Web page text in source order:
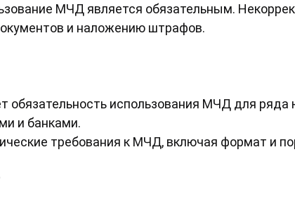
МЧД является обязательным.
и наложению штрафов.
использования МЧД для ряда
и банками.
требования к МЧД, включая формат и